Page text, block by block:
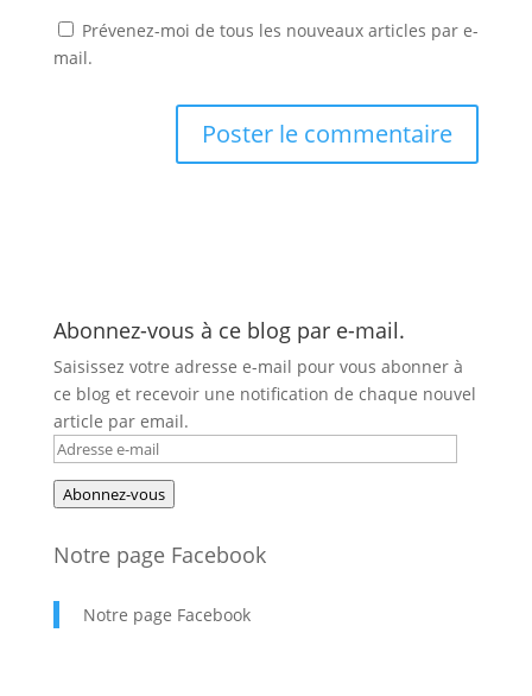
Prévenez-moi de tous les nouveaux articles par e-
mail.
Abonnez-vous à ce blog par e-mail.
Saisissez votre adresse e-mail pour vous abonner à
ce blog et recevoir une notification de chaque nouvel
article par email.
Adresse
e-
mail
Abonnez-vous
Notre page Facebook
Notre page Facebook